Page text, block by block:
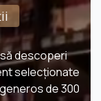
descoperi
selecționate
de 300